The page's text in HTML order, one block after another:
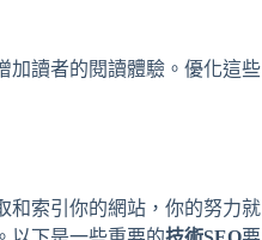
加讀者的閱讀體驗。優化這些
和索引你的網站，你的努力就